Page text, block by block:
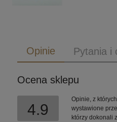
Opinie Pytania i
Ocena sklepu
4.9
Opinie, z
wystawione
którzy dokonali